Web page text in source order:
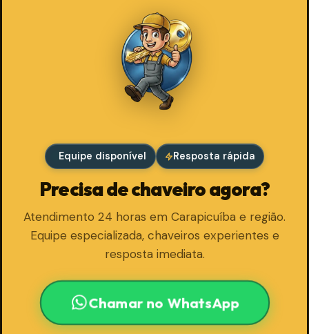
Equipe disponível Resposta rápida
Precisa de chaveiro agora?
Atendimento 24 horas em Carapicuíba e região.
Equipe especializada, chaveiros experientes e
resposta imediata.
Chamar no WhatsApp